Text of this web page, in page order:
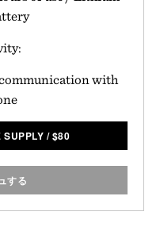
with
SUPPLY /$80
する